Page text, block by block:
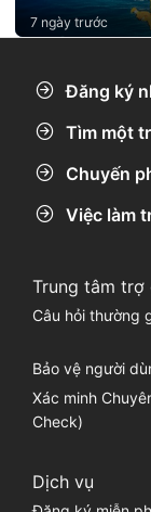
7 ngày trước
Đăng ký
Tìm một
Chuyến
Việc làm
Trung tâm trợ
Câu hỏi thường
Bảo vệ người
Xác minh
Check)
Dịch vụ